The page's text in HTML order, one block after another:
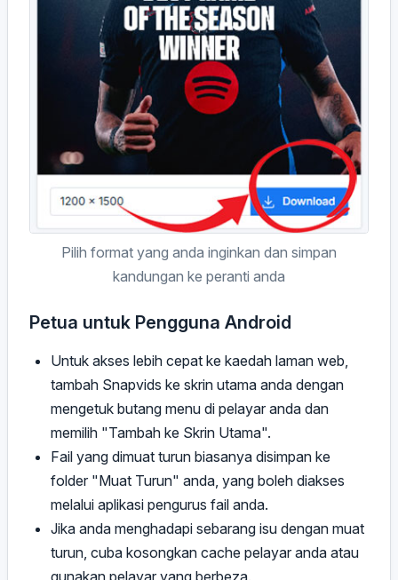
Pilih format yang anda inginkan dan simpan
kandungan ke peranti anda
Petua untuk Pengguna Android
Untuk akses lebih cepat ke kaedah laman web,
tambah Snapvids ke skrin utama anda dengan
mengetuk butang menu di pelayar anda dan
memilih "Tambah ke Skrin Utama".
Fail yang dimuat turun biasanya disimpan ke
folder "Muat Turun" anda, yang boleh diakses
melalui aplikasi pengurus fail anda.
Jika anda menghadapi sebarang isu dengan muat
turun, cuba kosongkan cache pelayar anda atau